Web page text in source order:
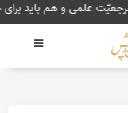
علمی و هم باید